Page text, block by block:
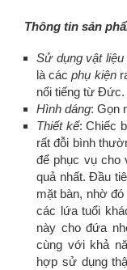
Thông tin sản
Sử dụng vật liệu
là cácphụ kiện
nổi tiếng từ Đức.
Hình dáng: Gọn
Thiết kế: Chiếc
rất đỗi bình
để phục vụ cho
quả nhất. Đầu
mặt bàn, nhờ
các lứa tuổi
này cho đứa
cùng với khả
hợp sử dụng